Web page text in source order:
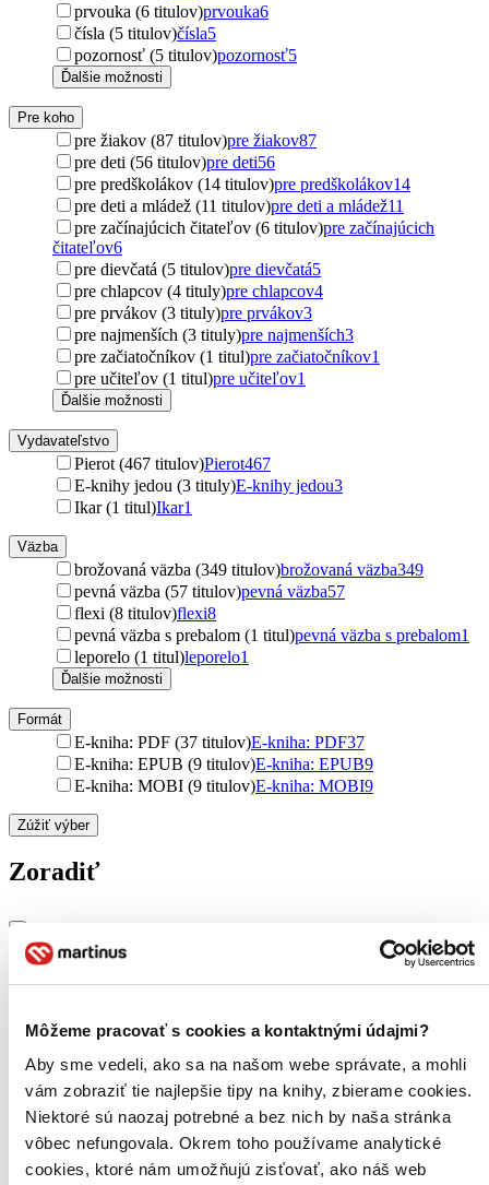
Môžeme pracovať s cookies a kontaktnými údajmi?
Aby sme vedeli, ako sa na našom webe správate, a mohli
vám zobraziť tie najlepšie tipy na knihy, zbierame cookies.
Niektoré sú naozaj potrebné a bez nich by naša stránka
vôbec nefungovala. Okrem toho používame analytické
cookies, ktoré nám umožňujú zisťovať, ako náš web
prvouka (6 titulov)prvouka6
čísla (5 titulov)čísla5
pozornosť (5 titulov)pozornosť5
Ďalšie možnosti
Pre koho
pre žiakov (87 titulov)pre žiakov87
pre deti (56 titulov)pre deti56
pre predškolákov (14 titulov)pre predškolákov14
pre deti a mládež (11 titulov)pre deti a mládež11
pre začínajúcich čitateľov (6 titulov)pre začínajúcich
čitateľov6
pre dievčatá (5 titulov)pre dievčatá5
pre chlapcov (4 tituly)pre chlapcov4
pre prvákov (3 tituly)pre prvákov3
pre najmenších (3 tituly)pre najmenších3
pre začiatočníkov (1 titul)pre začiatočníkov1
pre učiteľov (1 titul)pre učiteľov1
Ďalšie možnosti
Vydavateľstvo
Pierot (467 titulov)Pierot467
E-knihy jedou (3 tituly)E-knihy jedou3
Ikar (1 titul)Ikar1
Väzba
brožovaná väzba (349 titulov)brožovaná väzba349
pevná väzba (57 titulov)pevná väzba57
flexi (8 titulov)flexi8
pevná väzba s prebalom (1 titul)pevná väzba s prebalom1
leporelo (1 titul)leporelo1
Ďalšie možnosti
Formát
E-kniha: PDF (37 titulov)E-kniha: PDF37
E-kniha: EPUB (9 titulov)E-kniha: EPUB9
E-kniha: MOBI (9 titulov)E-kniha: MOBI9
Zúžiť výber
Zoradiť
Najdrahšie
Najvyššia zľava
495 produktov